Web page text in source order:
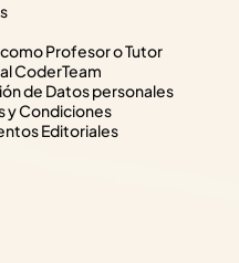
Profesor o Tutor
CoderTeam
de Datos personales
y Condiciones
Editoriales